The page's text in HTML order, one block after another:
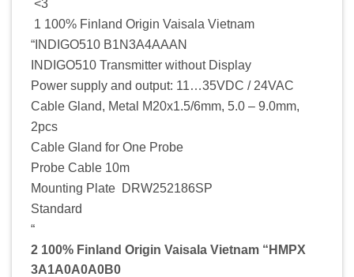
<3
1 100% Finland Origin Vaisala Vietnam
“INDIGO510 B1N3A4AAAN
INDIGO510 Transmitter without Display
Power supply and output: 11…35VDC / 24VAC
Cable Gland, Metal M20x1.5/6mm, 5.0 – 9.0mm,
2pcs
Cable Gland for One Probe
Probe Cable 10m
Mounting Plate DRW252186SP
Standard
“
2 100% Finland Origin Vaisala Vietnam “HMPX
3A1A0A0A0B0